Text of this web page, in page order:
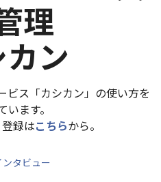
理
ン
ビス「カシカン」の使い方を
います。
録はこちらから。
タビュー